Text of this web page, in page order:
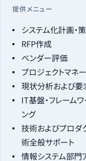
提供メニュー
システム化計画・
RFP作成
ベンダー評価
プロジェクトマネ
現状分析および
IT基盤・フレーム
ング
技術およびプロダ
術全般サポート
情報システム部門